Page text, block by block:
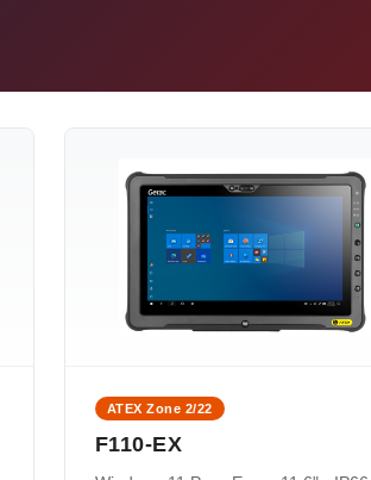
ATEX Zone 2/22
F110-EX